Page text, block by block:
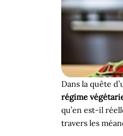
Dans la quête
régime
qu’en est-il
travers les